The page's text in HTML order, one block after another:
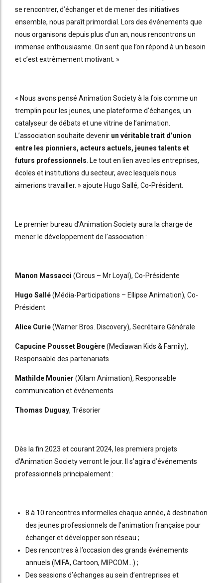
se rencontrer, d’échanger et de mener des initiatives
ensemble, nous paraît primordial. Lors des événements que
nous organisons depuis plus d’un an, nous rencontrons un
immense enthousiasme. On sent que l’on répond à un besoin
et c’est extrêmement motivant. »
« Nous avons pensé Animation Society à la fois comme un
tremplin pour les jeunes, une plateforme d’échanges, un
catalyseur de débats et une vitrine de l’animation.
L’association souhaite devenir un véritable trait d’union
entre les pionniers, acteurs actuels, jeunes talents et
futurs professionnels. Le tout en lien avec les entreprises,
écoles et institutions du secteur, avec lesquels nous
aimerions travailler. » ajoute Hugo Sallé, Co-Président.
Le premier bureau d’Animation Society aura la charge de
mener le développement de l’association :
Manon Massacci (Circus – Mr Loyal), Co-Présidente
Hugo Sallé(Média-Participations – Ellipse Animation), Co-
Président
Alice Curie(Warner Bros. Discovery), Secrétaire Générale
Capucine Pousset Bougère(Mediawan Kids & Family),
Responsable des partenariats
Mathilde Mounier (Xilam Animation), Responsable
communication et événements
Thomas Duguay, Trésorier
Dès la fin 2023 et courant 2024, les premiers projets
d’Animation Society verront le jour. Il s’agira d’événements
professionnels principalement :
8 à 10 rencontres informelles chaque année, à destination
des jeunes professionnels de l’animation française pour
échanger et développer son réseau ;
Des rencontres à l’occasion des grands événements
annuels (MIFA, Cartoon, MIPCOM…) ;
Des sessions d’échanges au sein d’entreprises et